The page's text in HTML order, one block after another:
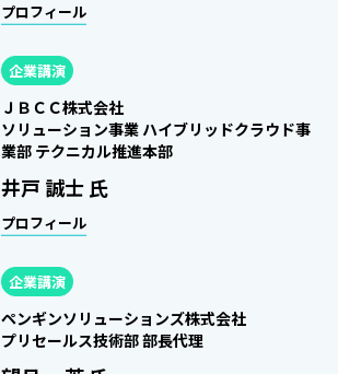
プロフィール
企業講演
ＪＢＣＣ株式会社
ソリューション事業 ハイブリッドクラウド事
業部 テクニカル推進本部
井戸 誠士 氏
プロフィール
企業講演
ペンギンソリューションズ株式会社
プリセールス技術部 部長代理